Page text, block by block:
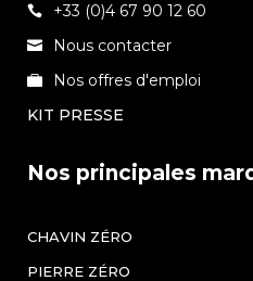
+33 (0)4 67 90 12 60
Nous contacter
Nos offres d'emploi
KIT PRESSE
Nos principales
CHAVIN ZÉRO
PIERRE ZÉRO